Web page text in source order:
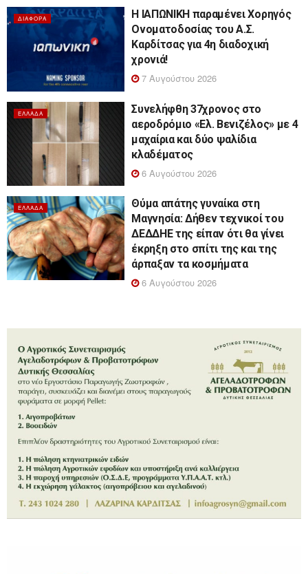
ΔΙΆΦΟΡΑ
Η ΙΑΠΩΝΙΚΗ παραμένει Χορηγός
Ονοματοδοσίας του Α.Σ.
Καρδίτσας για 4η διαδοχική
χρονιά!
7 Αυγούστου 2026
ΕΛΛΆΔΑ
Συνελήφθη 37χρονος στο
αεροδρόμιο «Ελ. Βενιζέλος» με 4
μαχαίρια και δύο ψαλίδια
κλαδέματος
6 Αυγούστου 2026
ΕΛΛΆΔΑ
Θύμα απάτης γυναίκα στη
Μαγνησία: Δήθεν τεχνικοί του
ΔΕΔΔΗΕ της είπαν ότι θα γίνει
έκρηξη στο σπίτι της και της
άρπαξαν τα κοσμήματα
6 Αυγούστου 2026